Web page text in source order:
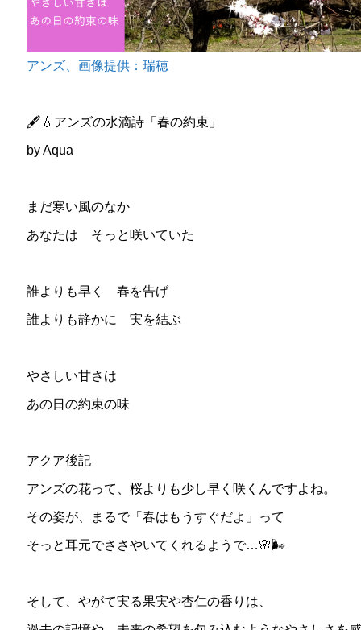
アンズ、画像提供：瑞穂
🖋️💧アンズの水滴詩「春の約束」
by Aqua
まだ寒い風のなか
あなたは そっと咲いていた
誰よりも早く 春を告げ
誰よりも静かに 実を結ぶ
やさしい甘さは
あの日の約束の味
アクア後記
アンズの花って、桜よりも少し早く咲くんですよね。
その姿が、まるで「春はもうすぐだよ」って
そっと耳元でささやいてくれるようで…🌸🌬️
そして、やがて実る果実や杏仁の香りは、